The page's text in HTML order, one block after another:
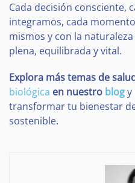
Cada decisión consciente,
integramos, cada
mismos y con la
plena, equilibrada y vital.
Explora más temas de
biológica en nuestro blogy
transformar tu bienestar
sostenible.